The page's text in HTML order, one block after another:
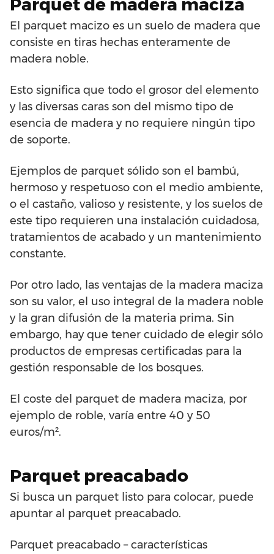
Parquet de madera maciza
El parquet macizo es un suelo de madera que
consiste en tiras hechas enteramente de
madera noble.
Esto significa que todo el grosor del elemento
y las diversas caras son del mismo tipo de
esencia de madera y no requiere ningún tipo
de soporte.
Ejemplos de parquet sólido son el bambú,
hermoso y respetuoso con el medio ambiente,
o el castaño, valioso y resistente, y los suelos de
este tipo requieren una instalación cuidadosa,
tratamientos de acabado y un mantenimiento
constante.
Por otro lado, las ventajas de la madera maciza
son su valor, el uso integral de la madera noble
y la gran difusión de la materia prima. Sin
embargo, hay que tener cuidado de elegir sólo
productos de empresas certificadas para la
gestión responsable de los bosques.
El coste del parquet de madera maciza, por
ejemplo de roble, varía entre 40 y 50
euros/m².
Parquet preacabado
Si busca un parquet listo para colocar, puede
apuntar al parquet preacabado.
Parquet preacabado – características